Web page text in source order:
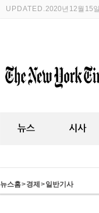
UPDATED.2020년 12월 15일
뉴스홈>경제 >일반기사